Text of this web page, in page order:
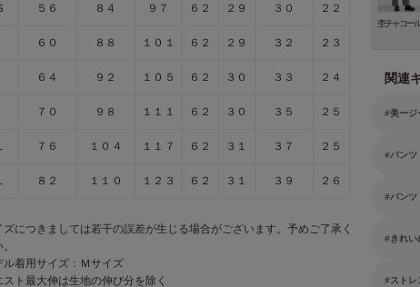
５６ ８４ ９７ ６２ ２９ ３０ ２２
６０ ８８ １０１ ６２ ２９ ３２ ２３
６４ ９２ １０５ ６２ ３０ ３３ ２４
７０ ９８ １１１ ６２ ３０ ３５ ２５
７６ １０４ １１７ ６２ ３１ ３７ ２５
８２ １１０ １２３ ６２ ３１ ３９ ２６
につきましては若干の誤差が生じる場合がございます。予めご了承く
着用サイズ：Ｍサイズ
ト最大伸は生地の伸び分を除く
杢チャコール
関連
美ージ
パンツ
パンツ
きれい
スト